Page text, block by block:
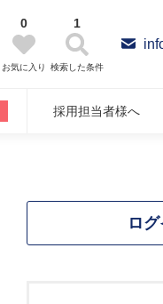
0
お気に入り
1
検索した条件
採用担当者様へ
ロ